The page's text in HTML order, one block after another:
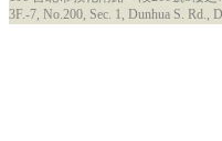
3F.-7, No.200, Sec. 1, Dunhua S. Rd.,